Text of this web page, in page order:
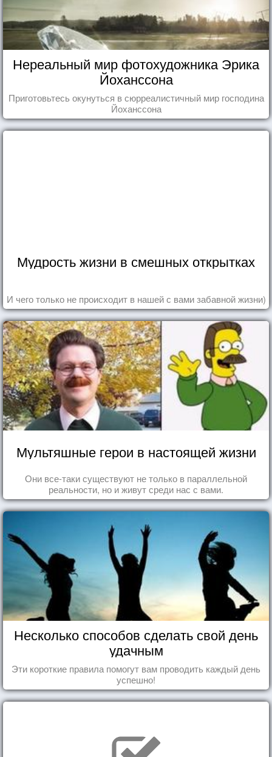
Нереальный мир фотохудожника Эрика
Йоханссона
Приготовьтесь окунуться в сюрреалистичный мир господина
Йоханссона
Мудрость жизни в смешных открытках
И чего только не происходит в нашей с вами забавной жизни)
Мультяшные герои в настоящей жизни
Они все-таки существуют не только в параллельной
реальности, но и живут среди нас с вами.
Несколько способов сделать свой день
удачным
Эти короткие правила помогут вам проводить каждый день
успешно!